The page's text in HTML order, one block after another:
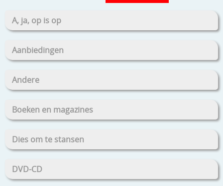
A, ja, op is op
Aanbiedingen
Andere
Boeken en magazines
Dies om te stansen
DVD-CD